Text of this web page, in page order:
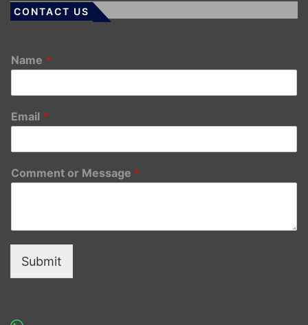
CONTACT US
Name *
Email *
Comment or Message *
Submit